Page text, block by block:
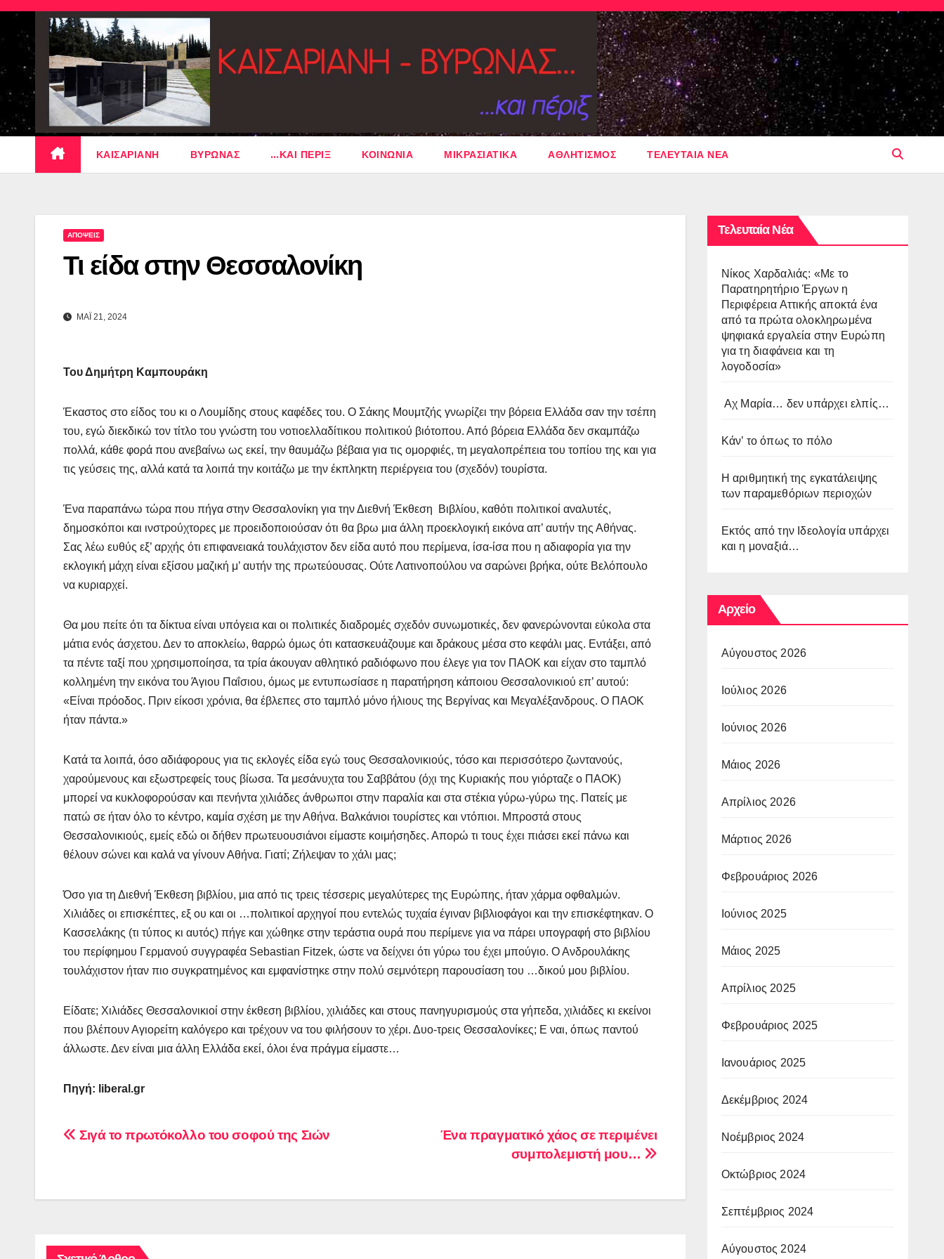
Skip
content
ΚΑΙΣΑΡΙΑΝΗ ΒΥΡΩΝΑΣ …ΚΑΙ ΠΕΡΙΞ ΚΟΙΝΩΝΙΑ ΜΙΚΡΑΣΙΑΤΙΚΑ ΑΘΛΗΤΙΣΜΟΣ ΤΕΛΕΥΤΑΙΑ ΝΕΑ
ΑΠΟΨΕΙΣ
Τι είδα στην Θεσσαλονίκη
ΜΑΪ 21, 2024
Του Δημήτρη Καμπουράκη
Έκαστος στο είδος του κι ο Λουμίδης στους καφέδες του. Ο Σάκης Μουμτζής γνωρίζει την βόρεια Ελλάδα σαν την τσέπη
του, εγώ διεκδικώ τον τίτλο του γνώστη του νοτιοελλαδίτικου πολιτικού βιότοπου. Από βόρεια Ελλάδα δεν σκαμπάζω
πολλά, κάθε φορά που ανεβαίνω ως εκεί, την θαυμάζω βέβαια για τις ομορφιές, τη μεγαλοπρέπεια του τοπίου της και για
τις γεύσεις της, αλλά κατά τα λοιπά την κοιτάζω με την έκπληκτη περιέργεια του (σχεδόν) τουρίστα.
Ένα παραπάνω τώρα που πήγα στην Θεσσαλονίκη για την Διεθνή Έκθεση Βιβλίου, καθότι πολιτικοί αναλυτές,
δημοσκόποι και ινστρούχτορες με προειδοποιούσαν ότι θα βρω μια άλλη προεκλογική εικόνα απ’ αυτήν της Αθήνας.
Σας λέω ευθύς εξ’ αρχής ότι επιφανειακά τουλάχιστον δεν είδα αυτό που περίμενα, ίσα-ίσα που η αδιαφορία για την
εκλογική μάχη είναι εξίσου μαζική μ’ αυτήν της πρωτεύουσας. Ούτε Λατινοπούλου να σαρώνει βρήκα, ούτε Βελόπουλο
να κυριαρχεί.
Θα μου πείτε ότι τα δίκτυα είναι υπόγεια και οι πολιτικές διαδρομές σχεδόν συνωμοτικές, δεν φανερώνονται εύκολα στα
μάτια ενός άσχετου. Δεν το αποκλείω, θαρρώ όμως ότι κατασκευάζουμε και δράκους μέσα στο κεφάλι μας. Εντάξει, από
τα πέντε ταξί που χρησιμοποίησα, τα τρία άκουγαν αθλητικό ραδιόφωνο που έλεγε για τον ΠΑΟΚ και είχαν στο ταμπλό
κολλημένη την εικόνα του Άγιου Παΐσιου, όμως με εντυπωσίασε η παρατήρηση κάποιου Θεσσαλονικιού επ’ αυτού:
«Είναι πρόοδος. Πριν είκοσι χρόνια, θα έβλεπες στο ταμπλό μόνο ήλιους της Βεργίνας και Μεγαλέξανδρους. Ο ΠΑΟΚ
ήταν πάντα.»
Κατά τα λοιπά, όσο αδιάφορους για τις εκλογές είδα εγώ τους Θεσσαλονικιούς, τόσο και περισσότερο ζωντανούς,
χαρούμενους και εξωστρεφείς τους βίωσα. Τα μεσάνυχτα του Σαββάτου (όχι της Κυριακής που γιόρταζε ο ΠΑΟΚ)
μπορεί να κυκλοφορούσαν και πενήντα χιλιάδες άνθρωποι στην παραλία και στα στέκια γύρω-γύρω της. Πατείς με
πατώ σε ήταν όλο το κέντρο, καμία σχέση με την Αθήνα. Βαλκάνιοι τουρίστες και ντόπιοι. Μπροστά στους
Θεσσαλονικιούς, εμείς εδώ οι δήθεν πρωτευουσιάνοι είμαστε κοιμήσηδες. Απορώ τι τους έχει πιάσει εκεί πάνω και
θέλουν σώνει και καλά να γίνουν Αθήνα. Γιατί; Ζήλεψαν το χάλι μας;
Όσο για τη Διεθνή Έκθεση βιβλίου, μια από τις τρεις τέσσερις μεγαλύτερες της Ευρώπης, ήταν χάρμα οφθαλμών.
Χιλιάδες οι επισκέπτες, εξ ου και οι …πολιτικοί αρχηγοί που εντελώς τυχαία έγιναν βιβλιοφάγοι και την επισκέφτηκαν. Ο
Κασσελάκης (τι τύπος κι αυτός) πήγε και χώθηκε στην τεράστια ουρά που περίμενε για να πάρει υπογραφή στο βιβλίου
του περίφημου Γερμανού συγγραφέα Sebastian Fitzek, ώστε να δείχνει ότι γύρω του έχει μπούγιο. Ο Ανδρουλάκης
τουλάχιστον ήταν πιο συγκρατημένος και εμφανίστηκε στην πολύ σεμνότερη παρουσίαση του …δικού μου βιβλίου.
Είδατε; Χιλιάδες Θεσσαλονικιοί στην έκθεση βιβλίου, χιλιάδες και στους πανηγυρισμούς στα γήπεδα, χιλιάδες κι εκείνοι
που βλέπουν Αγιορείτη καλόγερο και τρέχουν να του φιλήσουν το χέρι. Δυο-τρεις Θεσσαλονίκες; Ε ναι, όπως παντού
άλλωστε. Δεν είναι μια άλλη Ελλάδα εκεί, όλοι ένα πράγμα είμαστε…
Πηγή: liberal.gr
Πλοήγηση
Ένα πραγματικό χάος σε περιμένει
συμπολεμιστή μου…
Σιγά το πρωτόκολλο του σοφού της Σιών
Τελευταία Νέα
Νίκος Χαρδαλιάς: «Με το
Παρατηρητήριο Έργων η
Περιφέρεια Αττικής αποκτά ένα
από τα πρώτα ολοκληρωμένα
ψηφιακά εργαλεία στην Ευρώπη
για τη διαφάνεια και τη
λογοδοσία»
Αχ Μαρία… δεν υπάρχει ελπίς…
Κάν’ το όπως το πόλο
Η αριθμητική της εγκατάλειψης
των παραμεθόριων περιοχών
Εκτός από την Ιδεολογία υπάρχει
και η μοναξιά…
Αρχείο
Αύγουστος 2026
Ιούλιος 2026
Ιούνιος 2026
Μάιος 2026
Απρίλιος 2026
Μάρτιος 2026
Φεβρουάριος 2026
Ιούνιος 2025
Μάιος 2025
Απρίλιος 2025
Φεβρουάριος 2025
Ιανουάριος 2025
Δεκέμβριος 2024
Νοέμβριος 2024
Οκτώβριος 2024
Σεπτέμβριος 2024
Αύγουστος 2024